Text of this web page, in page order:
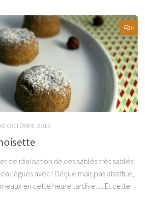
6
OCTOBRE 2015
de réalisation de ces sablés très sablés.
avec ! Déçue mais pas abattue,
en cette heure tardive… Et cette